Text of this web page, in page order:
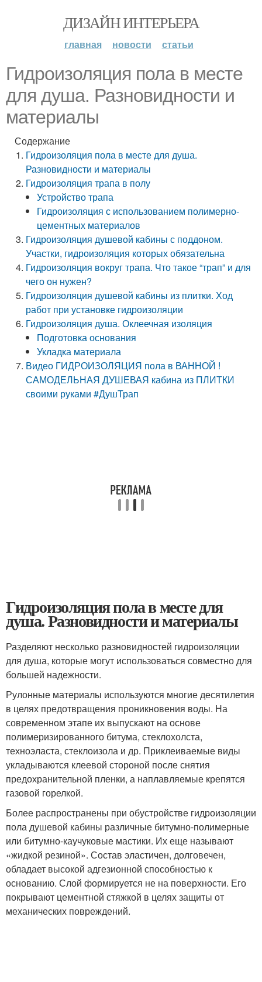
ДИЗАЙН ИНТЕРЬЕРА
главная новости статьи
Гидроизоляция пола в месте
для душа. Разновидности и
материалы
Содержание
Гидроизоляция пола в месте для душа.
Разновидности и материалы
Гидроизоляция трапа в полу
Устройство трапа
Гидроизоляция с использованием полимерно-
цементных материалов
Гидроизоляция душевой кабины с поддоном.
Участки, гидроизоляция которых обязательна
Гидроизоляция вокруг трапа. Что такое “трап” и для
чего он нужен?
Гидроизоляция душевой кабины из плитки. Ход
работ при установке гидроизоляции
Гидроизоляция душа. Оклеечная изоляция
Подготовка основания
Укладка материала
Видео ГИДРОИЗОЛЯЦИЯ пола в ВАННОЙ !
САМОДЕЛЬНАЯ ДУШЕВАЯ кабина из ПЛИТКИ
своими руками #ДушТрап
Гидроизоляция пола в месте для
душа. Разновидности и материалы
Разделяют несколько разновидностей гидроизоляции
для душа, которые могут использоваться совместно для
большей надежности.
Рулонные материалы используются многие десятилетия
в целях предотвращения проникновения воды. На
современном этапе их выпускают на основе
полимеризированного битума, стеклохолста,
техноэласта, стеклоизола и др. Приклеиваемые виды
укладываются клеевой стороной после снятия
предохранительной пленки, а наплавляемые крепятся
газовой горелкой.
Более распространены при обустройстве гидроизоляции
пола душевой кабины различные битумно-полимерные
или битумно-каучуковые мастики. Их еще называют
«жидкой резиной». Состав эластичен, долговечен,
обладает высокой адгезионной способностью к
основанию. Слой формируется не на поверхности. Его
покрывают цементной стяжкой в целях защиты от
механических повреждений.